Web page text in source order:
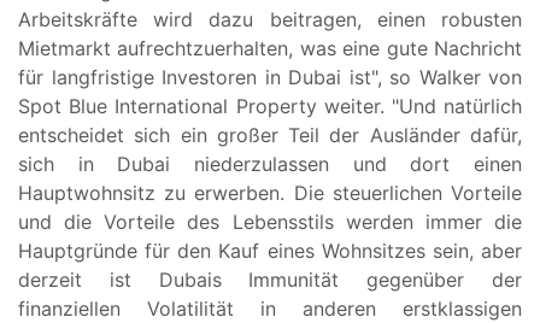
Arbeitskräfte wird dazu beitragen, einen robusten
Mietmarkt aufrechtzuerhalten, was eine gute Nachricht
für langfristige Investoren in Dubai ist", so Walker von
Spot Blue International Property weiter. "Und natürlich
entscheidet sich ein großer Teil der Ausländer dafür,
sich in Dubai niederzulassen und dort einen
Hauptwohnsitz zu erwerben. Die steuerlichen Vorteile
und die Vorteile des Lebensstils werden immer die
Hauptgründe für den Kauf eines Wohnsitzes sein, aber
derzeit ist Dubais Immunität gegenüber der
finanziellen Volatilität in anderen erstklassigen